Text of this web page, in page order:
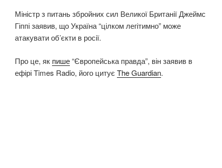
Міністр з питань збройних сил Великої Британії Джеймс
Гіппі заявив, що Україна “цілком легітимно” може
атакувати об’єкти в росії.
Про це, як пише“Європейська правда”, він заявив в
ефірі Times Radio, його цитує The Guardian.